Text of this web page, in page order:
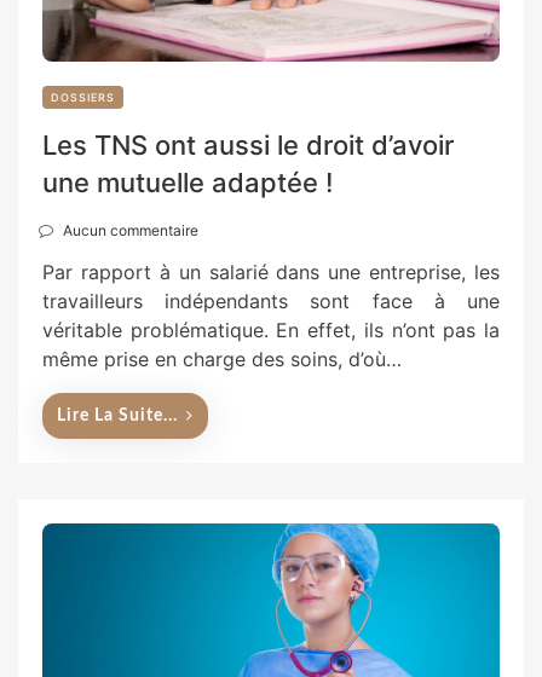
DOSSIERS
Les TNS ont aussi le droit d’avoir
une mutuelle adaptée !
Aucun commentaire
Par rapport à un salarié dans une entreprise, les
travailleurs indépendants sont face à une
véritable problématique. En effet, ils n’ont pas la
même prise en charge des soins, d’où…
Lire La Suite...